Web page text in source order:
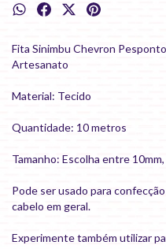
Fita Sinimbu Chevron
Artesanato
Material: Tecido
Quantidade: 10 metros
Tamanho: Escolha entre
Pode ser usado para
cabelo em geral.
Experimente também utilizar